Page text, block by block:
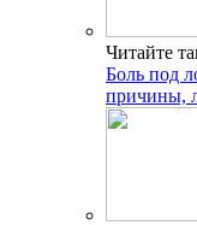
Читайте
Боль под
причины,